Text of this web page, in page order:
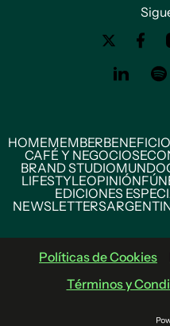
HOMEMEMBER
CAFÉ Y NEGOCIOS
BRAND STUDIOMUNDO
LIFESTYLEOPINIÓN
EDICIONES
NEWSLETTERS
Políticas de Cookies
Términos y